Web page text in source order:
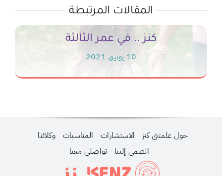
المقالات المرتبطة
كنز .. في عمر الثالثة
10 يونيو, 2021
حول علمتني كنز الاستشارات المناسبات
وكلائنا
انضمي إلينا
تواصلي معنا